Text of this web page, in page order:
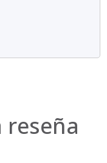
reseña